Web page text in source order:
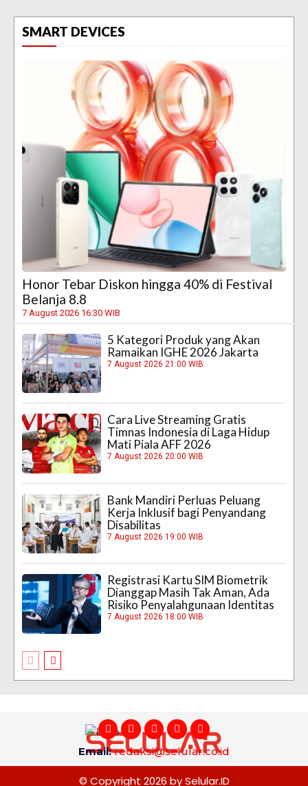
SMART DEVICES
Honor Tebar Diskon hingga 40% di Festival
Belanja 8.8
7 August 2026 16:30 WIB
5 Kategori Produk yang Akan
Ramaikan IGHE 2026 Jakarta
7 August 2026 21:00 WIB
Cara Live Streaming Gratis
Timnas Indonesia di Laga Hidup
Mati Piala AFF 2026
7 August 2026 20:00 WIB
Bank Mandiri Perluas Peluang
Kerja Inklusif bagi Penyandang
Disabilitas
7 August 2026 19:00 WIB
Registrasi Kartu SIM Biometrik
Dianggap Masih Tak Aman, Ada
Risiko Penyalahgunaan Identitas
7 August 2026 18:00 WIB
Email:redaksi@selular.co.id
© Copyright 2026 by Selular.ID